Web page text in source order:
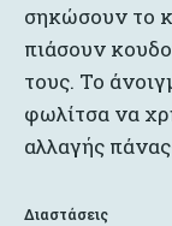
σηκώσουν το
πιάσουν
τους. Το
φωλίτσα να
αλλαγής
Διαστάσεις